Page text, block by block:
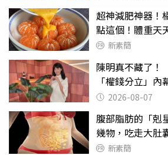
超神減肥神器！
點這個！體重天
新素簡
陳明真不藏了
「權錢分立」內
2026-08-07
腹部脂肪的「剋
幾物，吃走大肚
新素簡